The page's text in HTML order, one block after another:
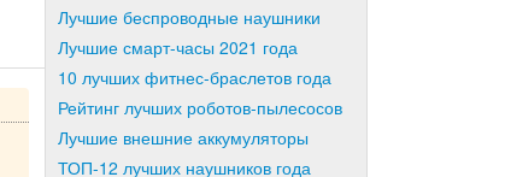
Лучшие беспроводные наушники
Лучшие смарт-часы 2021 года
10 лучших фитнес-браслетов года
Рейтинг лучших роботов-пылесосов
Лучшие внешние аккумуляторы
ТОП-12 лучших наушников года